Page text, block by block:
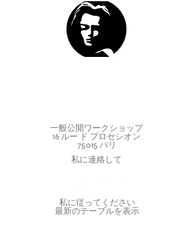
一般公開ワークショップ
16 ルー ド プロセシオン
75015 パリ
私に連絡して
私に従ってください
最新のテーブルを表示